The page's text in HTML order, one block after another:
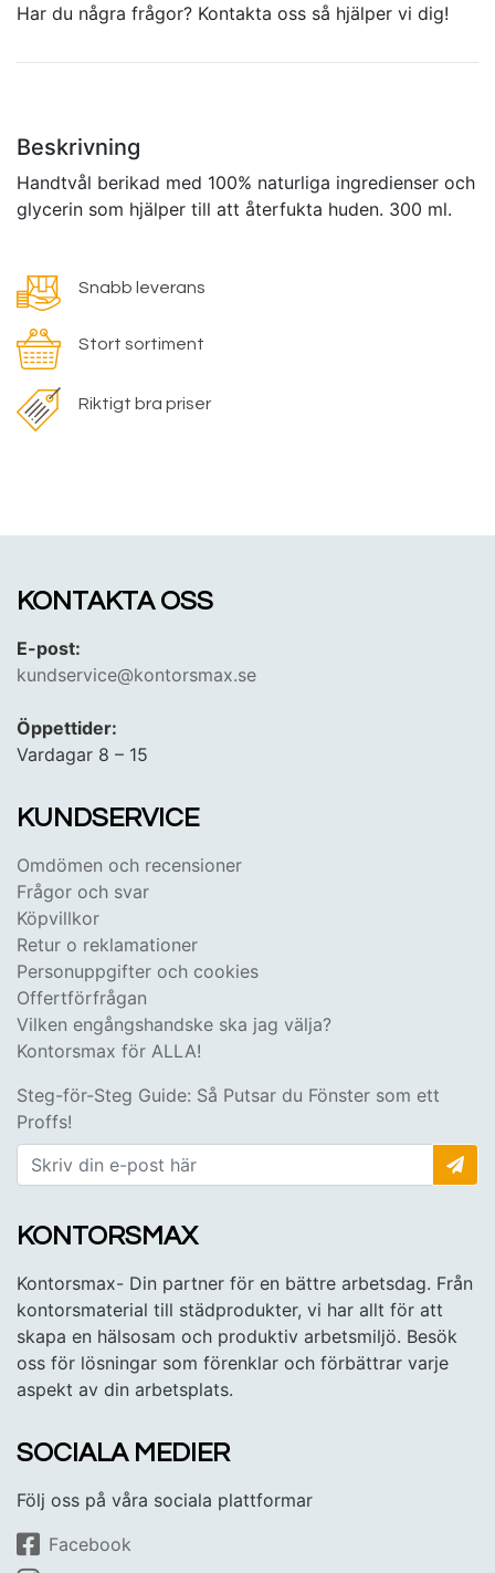
Har du några frågor? Kontakta oss så hjälper vi dig!
Beskrivning
Handtvål berikad med 100% naturliga ingredienser och
glycerin som hjälper till att återfukta huden. 300 ml.
Snabb leverans
Stort sortiment
Riktigt bra priser
KONTAKTA OSS
E-post:
kundservice@kontorsmax.se
Öppettider:
Vardagar 8 – 15
KUNDSERVICE
Omdömen och recensioner
Frågor och svar
Köpvillkor
Retur o reklamationer
Personuppgifter och cookies
Offertförfrågan
Vilken engångshandske ska jag välja?
Kontorsmax för ALLA!
Steg-för-Steg Guide: Så Putsar du Fönster som ett
Proffs!
KONTORSMAX
Kontorsmax- Din partner för en bättre arbetsdag. Från
kontorsmaterial till städprodukter, vi har allt för att
skapa en hälsosam och produktiv arbetsmiljö. Besök
oss för lösningar som förenklar och förbättrar varje
aspekt av din arbetsplats.
SOCIALA MEDIER
Följ oss på våra sociala plattformar
Facebook